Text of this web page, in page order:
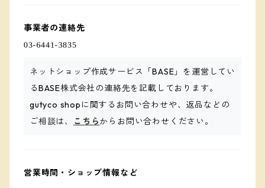
事業者の連絡先
ネットショップ作成サービス「BASE」を運営してい
るBASE株式会社の連絡先を記載しております。
gutyco shopに関するお問い合わせや、返品などの
ご相談は、
こちらからお問い合わせください。
営業時間・ショップ情報など